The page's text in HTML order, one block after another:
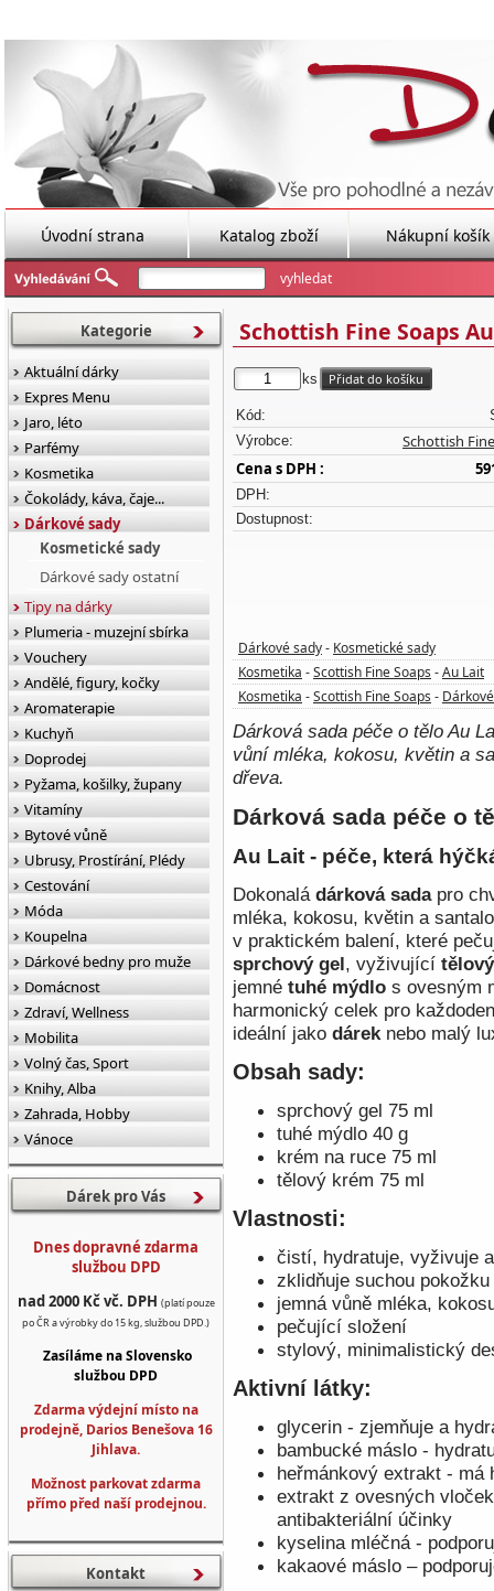
Úvodní strana Katalog zboží Nákupní košík
Schottish Fine Soaps
ks
Kód:
Výrobce:
Schottish
Cena s DPH :
DPH:
Dostupnost:
Dárkové sady - Kosmetické sady
Kosmetika - Scottish Fine Soaps - Au Lait
Kosmetika - Scottish Fine Soaps -
Dárková sada péče o tělo Au
vůní mléka, kokosu, květin a
dřeva.
Dárková sada péče o
Au Lait - péče, která
Dokonalá dárková sada pro
mléka, kokosu, květin a
v praktickém balení, které
sprchový gel, vyživující
jemné tuhé mýdlo s ovesným
harmonický celek pro
ideální jako dáreknebo malý
Obsah sady:
sprchový gel 75 ml
tuhé mýdlo 40 g
krém na ruce 75 ml
tělový krém 75 ml
Vlastnosti:
čistí, hydratuje, vyživuje
zklidňuje suchou pokožku
jemná vůně mléka,
pečující složení
stylový, minimalistický
Aktivní látky:
glycerin - zjemňuje a
bambucké máslo -
heřmánkový extrakt - má
extrakt z ovesných vloček
antibakteriální účinky
kyselina mléčná-
kakaové máslo –
Kategorie
Aktuální dárky
Expres Menu
Jaro, léto
Parfémy
Kosmetika
Čokolády, káva, čaje...
Dárkové sady
Kosmetické sady
Dárkové sady ostatní
Tipy na dárky
Plumeria - muzejní sbírka
Vouchery
Andělé, figury, kočky
Aromaterapie
Kuchyň
Doprodej
Pyžama, košilky, župany
Vitamíny
Bytové vůně
Ubrusy, Prostírání, Plédy
Cestování
Móda
Koupelna
Dárkové bedny pro muže
Domácnost
Zdraví, Wellness
Mobilita
Volný čas, Sport
Knihy, Alba
Zahrada, Hobby
Vánoce
Dárek pro Vás
Dnes dopravné zdarma
službou DPD
nad 2000 Kč vč. DPH (platí pouze
po ČR a výrobky do 15 kg, službou DPD.)
Zasíláme na Slovensko
službou DPD
Zdarma výdejní místo na
prodejně, Darios Benešova 16
Jihlava.
Možnost parkovat zdarma
přímo před naší prodejnou.
Kontakt